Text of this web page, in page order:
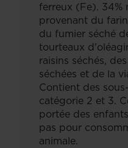
ferreux (Fe). 34%
provenant du
du fumier séché
tourteaux
raisins séchés,
séchées et de la
Contient des
catégorie 2 et 3.
portée des
pas pour
animale.